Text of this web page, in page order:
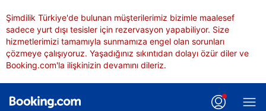
Şimdilik Türkiye'de bulunan müşterilerimiz bizimle maalesef
sadece yurt dışı tesisler için rezervasyon yapabiliyor. Size
hizmetlerimizi tamamıyla sunmamıza engel olan sorunları
çözmeye çalışıyoruz. Yaşadığınız sıkıntıdan dolayı özür diler ve
Booking.com'la ilişkinizin devamını dileriz.